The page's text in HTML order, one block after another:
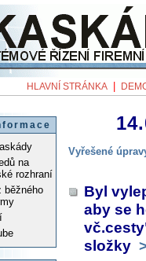
HLAVNÍ STRÁNKA
na
rozhraní
běžného
Vyřešené
Byl
aby se
složky